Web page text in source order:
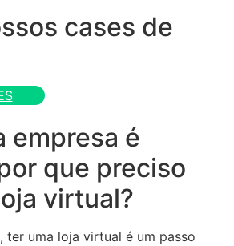
cases de
empresa é
que preciso
virtual?
ter uma loja virtual é um passo